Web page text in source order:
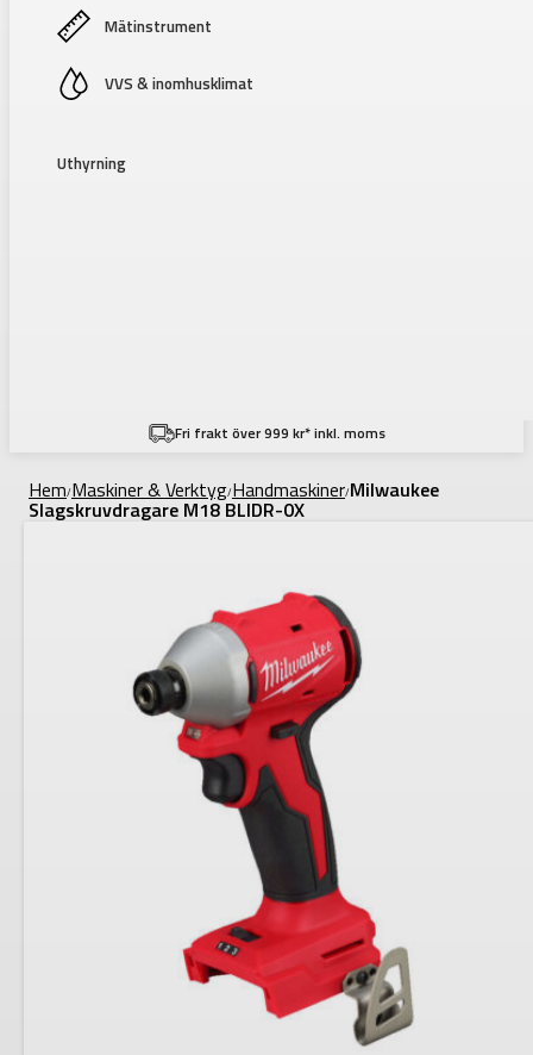
Mätinstrument
VVS & inomhusklimat
Uthyrning
Fri frakt över 999 kr* inkl. moms
Hem/Maskiner & Verktyg/Handmaskiner/Milwaukee
Slagskruvdragare M18 BLIDR-0X